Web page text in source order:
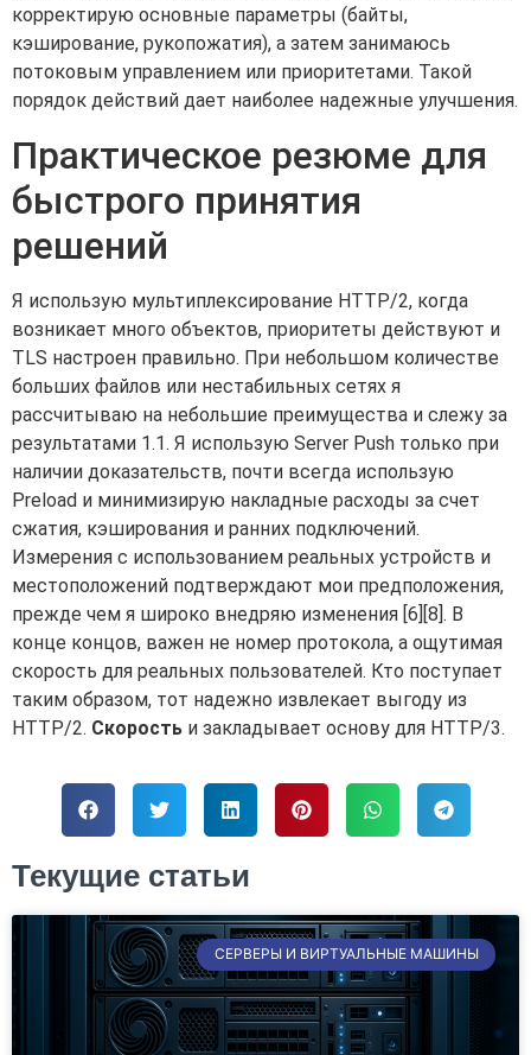
корректирую основные параметры (байты,
кэширование, рукопожатия), а затем занимаюсь
потоковым управлением или приоритетами. Такой
порядок действий дает наиболее надежные улучшения.
Практическое резюме для
быстрого принятия
решений
Я использую мультиплексирование HTTP/2, когда
возникает много объектов, приоритеты действуют и
TLS настроен правильно. При небольшом количестве
больших файлов или нестабильных сетях я
рассчитываю на небольшие преимущества и слежу за
результатами 1.1. Я использую Server Push только при
наличии доказательств, почти всегда использую
Preload и минимизирую накладные расходы за счет
сжатия, кэширования и ранних подключений.
Измерения с использованием реальных устройств и
местоположений подтверждают мои предположения,
прежде чем я широко внедряю изменения [6][8]. В
конце концов, важен не номер протокола, а ощутимая
скорость для реальных пользователей. Кто поступает
таким образом, тот надежно извлекает выгоду из
HTTP/2. Скорость и закладывает основу для HTTP/3.
Текущие статьи
СЕРВЕРЫ И ВИРТУАЛЬНЫЕ МАШИНЫ